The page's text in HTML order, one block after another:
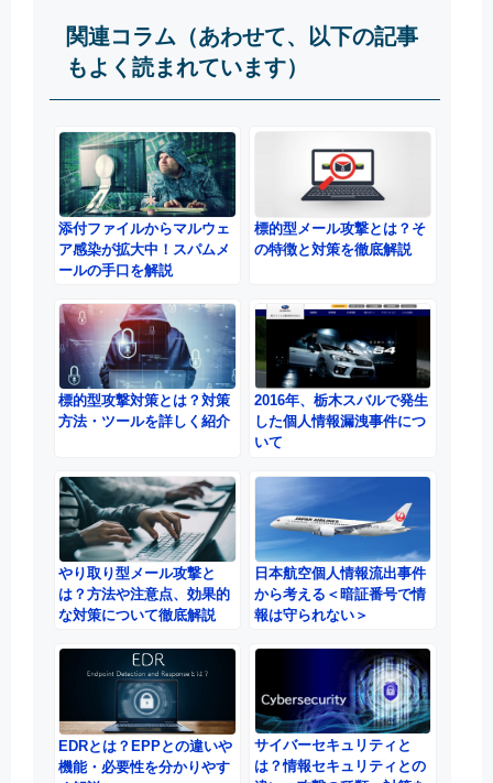
関連コラム（あわせて、以下の記事
もよく読まれています）
添付ファイルからマルウェ
ア感染が拡大中！スパムメ
ールの手口を解説
標的型メール攻撃とは？そ
の特徴と対策を徹底解説
標的型攻撃対策とは？対策
方法・ツールを詳しく紹介
2016年、栃木スバルで発生
した個人情報漏洩事件につ
いて
やり取り型メール攻撃と
は？方法や注意点、効果的
な対策について徹底解説
日本航空個人情報流出事件
から考える＜暗証番号で情
報は守られない＞
EDRとは？EPPとの違いや
機能・必要性を分かりやす
サイバーセキュリティと
は？情報セキュリティとの